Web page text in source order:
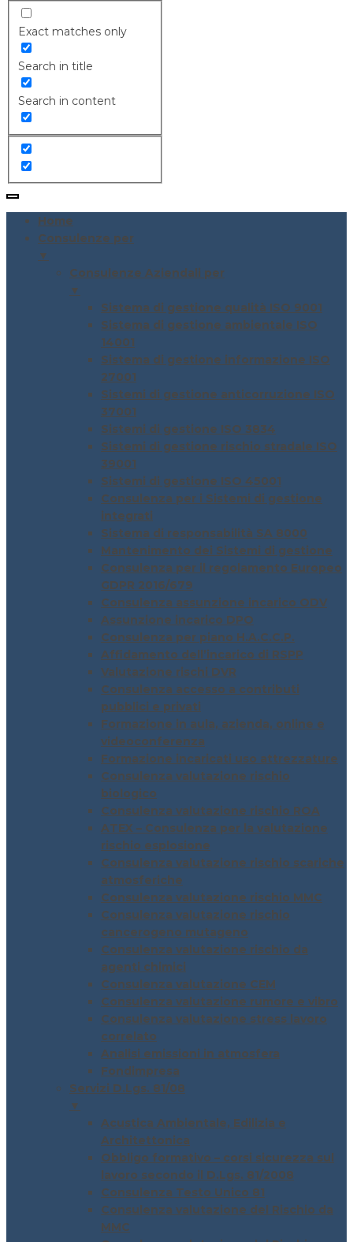
Exact matches only
Search in title
Search in content
Home
Consulenze per
▼
Consulenze Aziendali per
▼
Sistema di gestione qualità ISO 9001
Sistema di gestione ambientale ISO
14001
Sistema di gestione informazione ISO
27001
Sistemi di gestione anticorruzione ISO
37001
Sistemi di gestione ISO 3834
Sistemi di gestione rischio stradale ISO
39001
Sistemi di gestione ISO 45001
Consulenza per i Sistemi di gestione
integrati
Sistema di responsabilità SA 8000
Mantenimento dei Sistemi di gestione
Consulenza per il regolamento Europeo
GDPR 2016/679
Consulenza assunzione incarico ODV
Assunzione incarico DPO
Consulenza per piano H.A.C.C.P.
Affidamento dell’incarico di RSPP
Valutazione rischi DVR
Consulenza accesso a contributi
pubblici e privati
Formazione in aula, azienda, online e
videoconferenza
Formazione incaricati uso attrezzature
Consulenza valutazione rischio
biologico
Consulenza valutazione rischio ROA
ATEX – Consulenza per la valutazione
rischio esplosione
Consulenza valutazione rischio scariche
atmosferiche
Consulenza valutazione rischio MMC
Consulenza valutazione rischio
cancerogeno mutageno
Consulenza valutazione rischio da
agenti chimici
Consulenza valutazione CEM
Consulenza valutazione rumore e vibro
Consulenza valutazione stress lavoro
correlato
Analisi emissioni in atmosfera
Fondimpresa
Servizi D.Lgs. 81/08
▼
Acustica Ambientale, Edilizia e
Architettonica
Obbligo formativo – corsi sicurezza sul
lavoro secondo il D.Lgs. 81/2008
Consulenza Testo Unico 81
Consulenza valutazione del Rischio da
MMC